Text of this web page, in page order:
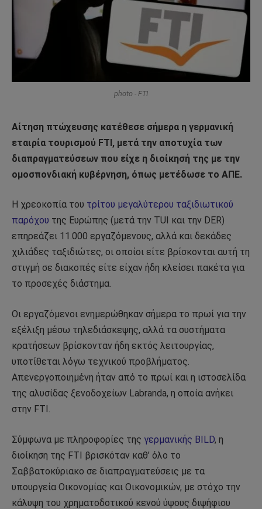
photo - FTI
Αίτηση πτώχευσης κατέθεσε σήμερα η γερμανική
εταιρία τουρισμού FTI, μετά την αποτυχία των
διαπραγματεύσεων που είχε η διοίκησή της με την
ομοσπονδιακή κυβέρνηση, όπως μετέδωσε το ΑΠΕ.
Η χρεοκοπία του τρίτου μεγαλύτερου ταξιδιωτικού
παρόχου της Ευρώπης (μετά την TUI και την DER)
επηρεάζει 11.000 εργαζόμενους, αλλά και δεκάδες
χιλιάδες ταξιδιώτες, οι οποίοι είτε βρίσκονται αυτή τη
στιγμή σε διακοπές είτε είχαν ήδη κλείσει πακέτα για
το προσεχές διάστημα.
Οι εργαζόμενοι ενημερώθηκαν σήμερα το πρωί για την
εξέλιξη μέσω τηλεδιάσκεψης, αλλά τα συστήματα
κρατήσεων βρίσκονταν ήδη εκτός λειτουργίας,
υποτίθεται λόγω τεχνικού προβλήματος.
Απενεργοποιημένη ήταν από το πρωί και η ιστοσελίδα
της αλυσίδας ξενοδοχείων Labranda, η οποία ανήκει
στην FTI.
Σύμφωνα με πληροφορίες της γερμανικής BILD, η
διοίκηση της FTI βρισκόταν καθ’ όλο το
Σαββατοκύριακο σε διαπραγματεύσεις με τα
υπουργεία Οικονομίας και Οικονομικών, με στόχο την
κάλυψη του χρηματοδοτικού κενού ύψους διψήφιου